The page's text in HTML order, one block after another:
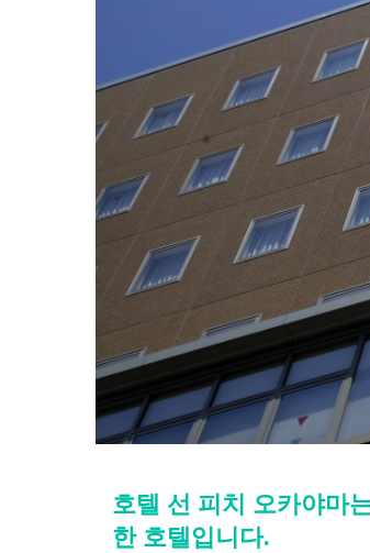
호텔 선 피치 오카야마
한 호텔입니다.